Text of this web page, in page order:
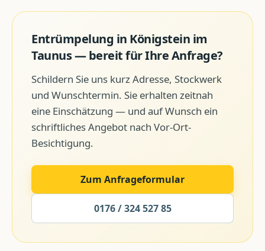
Entrümpelung in Königstein im
Taunus— bereit für Ihre Anfrage?
Schildern Sie uns kurz Adresse, Stockwerk
und Wunschtermin. Sie erhalten zeitnah
eine Einschätzung — und auf Wunsch ein
schriftliches Angebot nach Vor-Ort-
Besichtigung.
Zum Anfrageformular
0176 / 324 527 85